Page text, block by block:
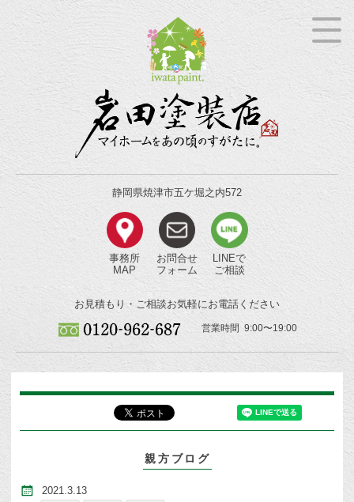
静岡県焼津市五ケ堀之内572
事務所
MAP
お問合せ
フォーム
LINEで
ご相談
お見積もり・ご相談お気軽にお電話ください
営業時間 9:00〜19:00
親方ブログ
2021.3.13